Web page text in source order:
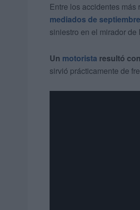
Entre los accidentes
mediados de septiembre
siniestro en el mirador de
Un motorista resultó
sirvió prácticamente de